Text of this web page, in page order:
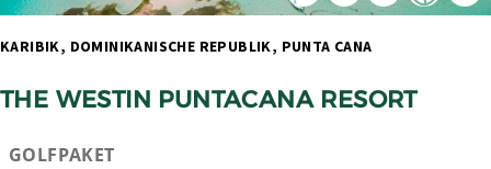
THE WESTIN PUNTACANA RESORT
GOLFPAKET